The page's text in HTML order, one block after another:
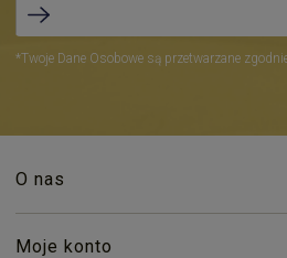
*Twoje Dane Osobowe są przetwarzane
O nas
Moje konto